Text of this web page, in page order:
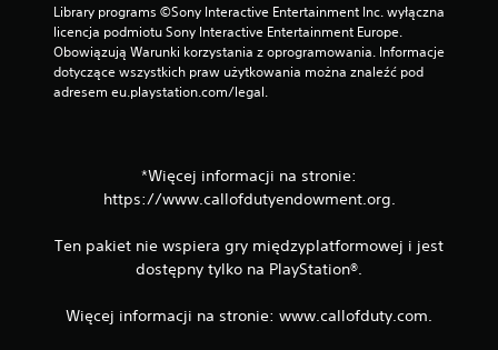
Library programs ©Sony Interactive Entertainment Inc. wyłączna
licencja podmiotu Sony Interactive Entertainment Europe.
Obowiązują Warunki korzystania z oprogramowania. Informacje
dotyczące wszystkich praw użytkowania można znaleźć pod
adresem eu.playstation.com/legal.
*Więcej informacji na stronie:
https://www.callofdutyendowment.org.
Ten pakiet nie wspiera gry międzyplatformowej i jest
dostępny tylko na PlayStation®.
Więcej informacji na stronie: www.callofduty.com.